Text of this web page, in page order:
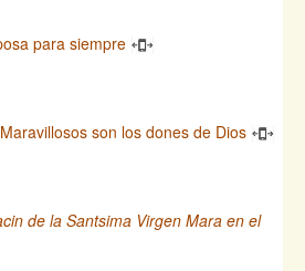
para siempre
son los dones de Dios
de la Santsima Virgen Mara en el